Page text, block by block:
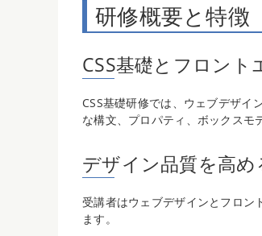
研修概要と特徴
CSS基礎とフロン
CSS基礎研修では、ウェブデザイ
な構文、プロパティ、ボックスモ
デザイン品質を高
受講者はウェブデザインとフロン
ます。